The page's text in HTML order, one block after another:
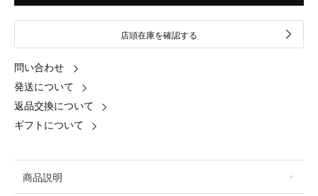
店頭在庫を確認する
問い合わせ
発送について
返品交換について
ギフトについて
商品説明